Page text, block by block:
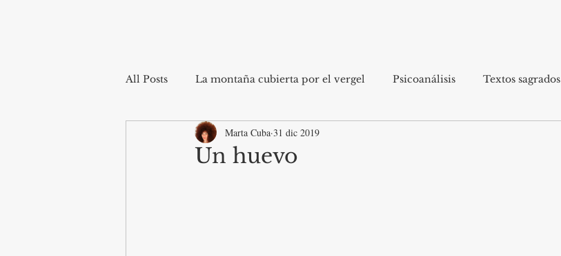
All Posts La montaña cubierta por el vergel Psicoanálisis Textos sagrados
Un huevo
Marta Cuba 31 dic 2019